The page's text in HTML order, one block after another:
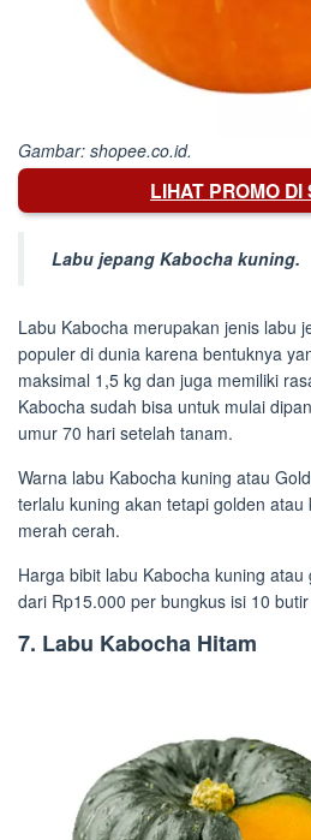
Gambar: shopee.co.id.
LIHAT PROMO DI
Labu jepang Kabocha kuning.
Labu Kabocha merupakan jenis labu
populer di dunia karena bentuknya
maksimal 1,5 kg dan juga memiliki
Kabocha sudah bisa untuk mulai
umur 70 hari setelah tanam.
Warna labu Kabocha kuning atau
terlalu kuning akan tetapi golden
merah cerah.
Harga bibit labu Kabocha kuning
dari Rp15.000 per bungkus isi 10
7. Labu Kabocha Hitam